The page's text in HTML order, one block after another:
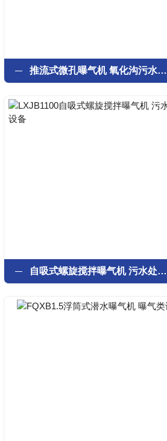
推流式微孔曝气机 氧化沟污水处理设备
自吸式螺旋搅拌曝气机 污水处理设备